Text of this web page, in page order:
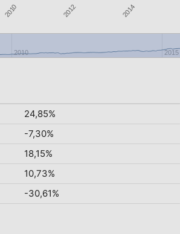
2010 2012 2014
2010 2015
24,85%
-7,30%
18,15%
10,73%
-30,61%